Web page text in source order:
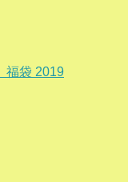
福袋 2019